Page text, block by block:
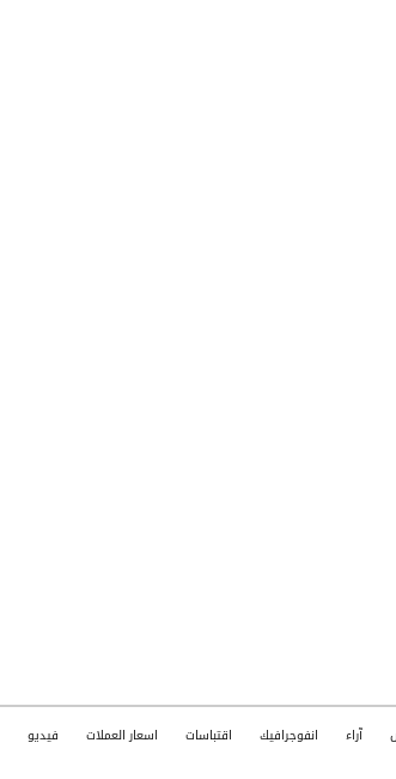
آراء انفوجرافيك اقتباسات اسعار العملات فيديو